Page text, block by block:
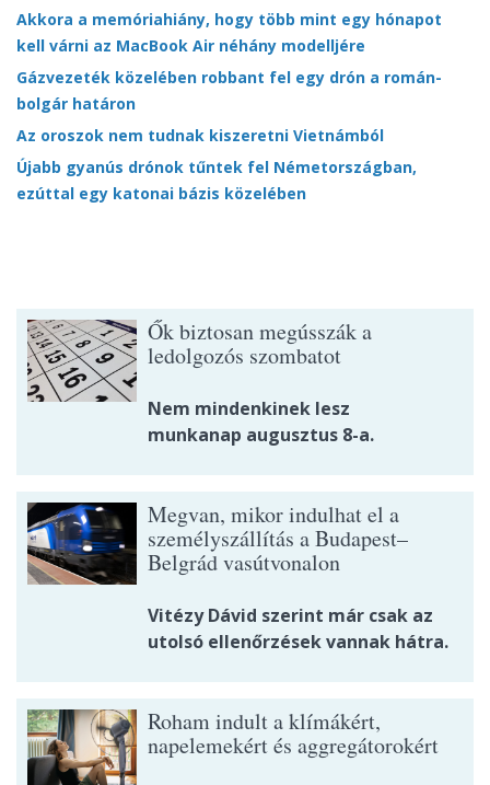
Akkora a memóriahiány, hogy több mint egy hónapot
kell várni az MacBook Air néhány modelljére
Gázvezeték közelében robbant fel egy drón a román-
bolgár határon
Az oroszok nem tudnak kiszeretni Vietnámból
Újabb gyanús drónok tűntek fel Németországban,
ezúttal egy katonai bázis közelében
Ők biztosan megússzák a
ledolgozós szombatot
Nem mindenkinek lesz
munkanap augusztus 8-a.
Megvan, mikor indulhat el a
személyszállítás a Budapest–
Belgrád vasútvonalon
Vitézy Dávid szerint már csak az
utolsó ellenőrzések vannak hátra.
Roham indult a klímákért,
napelemekért és aggregátorokért